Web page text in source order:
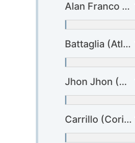
Alan Franco (Atlético-MG)
Battaglia (Atlético-MG)
Jhon Jhon (Bragantino)
Carrillo (Corinthians)